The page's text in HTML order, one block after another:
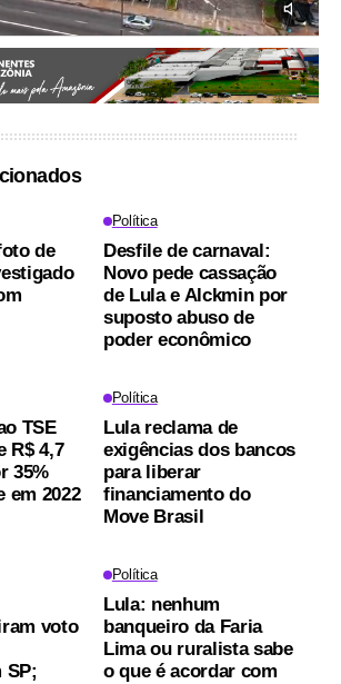
de
Política
Desfile de carnaval:
Novo pede cassação
de Lula e Alckmin por
suposto abuso de
poder econômico
TSE
R$ 4,7
35%
em 2022
Política
Lula reclama de
exigências dos bancos
para liberar
financiamento do
Move Brasil
voto
SP;
Política
Lula: nenhum
banqueiro da Faria
Lima ou ruralista sabe
o que é acordar com